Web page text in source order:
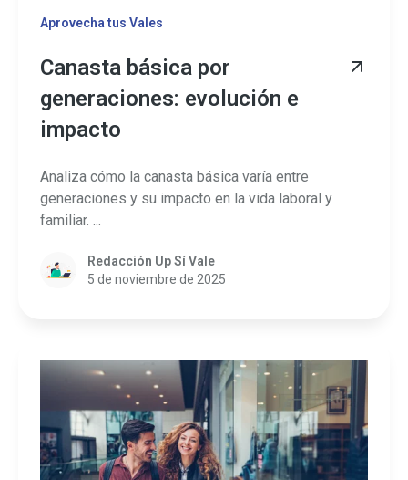
Aprovecha tus Vales
Canasta básica por
generaciones: evolución e
impacto
Analiza cómo la canasta básica varía entre
generaciones y su impacto en la vida laboral y
familiar. ...
Redacción Up Sí Vale
5 de noviembre de 2025